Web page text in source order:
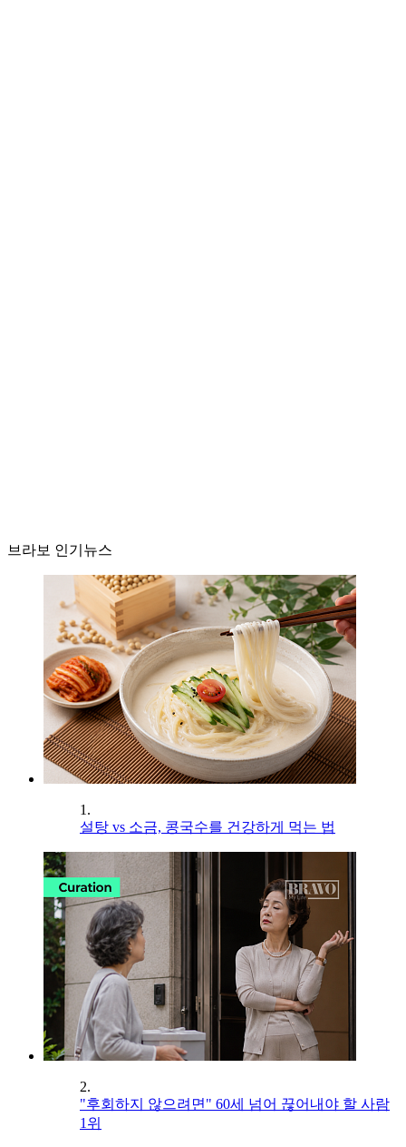
브라보 인기뉴스
1.
설탕 vs 소금, 콩국수를 건강하게 먹는 법
2.
"후회하지 않으려면" 60세 넘어 끊어내야 할 사람
1위